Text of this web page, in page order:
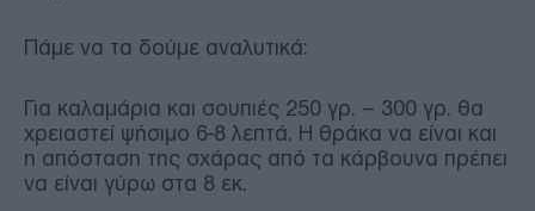
Πάμε να τα δούμε αναλυτικά:
Για καλαμάρια και σουπιές 250 γρ. – 300 γρ. θα
χρειαστεί ψήσιμο 6-8 λεπτά. Η θράκα να είναι και
η απόσταση της σχάρας από τα κάρβουνα πρέπει
να είναι γύρω στα 8 εκ.